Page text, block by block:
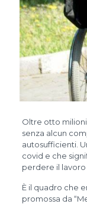
Oltre otto
senza alcun
autosufficienti.
covid e che
perdere il lavoro
È il quadro che
promossa da